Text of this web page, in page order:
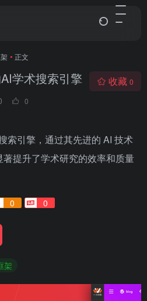
• 正文
学术搜索引擎
0
收藏 0
索引擎，通过其先进的 AI 技术
提升了学术研究的效率和质量
0 0
架